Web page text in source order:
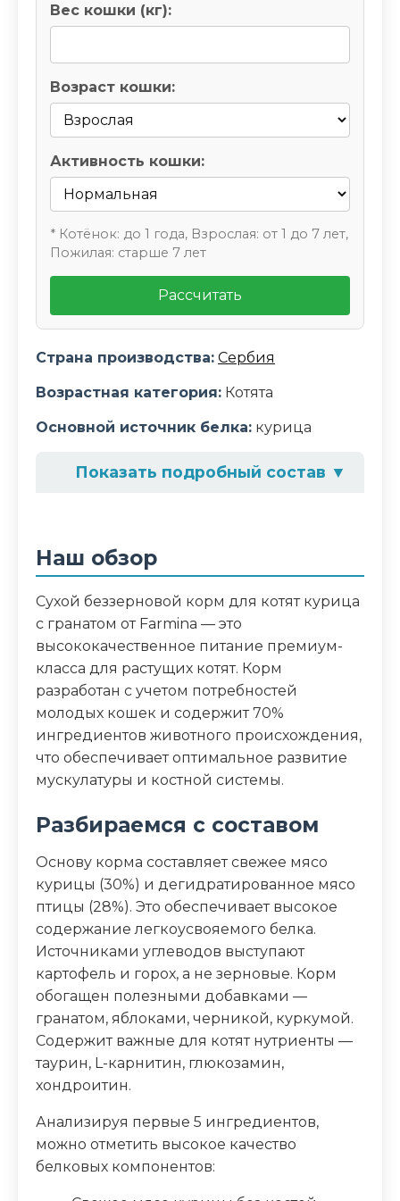
Вес кошки (кг):
Возраст кошки:
Активность кошки:
* Котёнок: до 1 года, Взрослая: от 1 до 7 лет,
Пожилая: старше 7 лет
Рассчитать
Страна производства: Сербия
Возрастная категория: Котята
Основной источник белка: курица
Показать подробный состав ▼
дегидратированные белки птицы
картофель, куриный жир,
дегидратированные цельные яйца,
сельдь, дегидратированная сельдь,
рыбий жир, волокна гороха, сушеная
морковь, сушеная люцерна, инулин,
фруктоолигосахариды, сушеный гранат
(0,5%), сушеные яблоки, сушеный
шпинат, подорожник (0,3%), сушеная
черника, куркума (0,2%), экстракт алоэ
Сырой протеин 44,00%, сырой жир
20,00%, сырая клетчатка 1,80%, сырая
зола 8,50%, кальций 1,10%, фосфор 0,90%,
магний 0,08%, Омега-6 3,30%, Омега-3
0,90%
Дополнительные ингредиенты
гранат, яблоки, шпинат, черника,
куркума, алоэ вера
Белок (%)
20
Наш обзор
Сухой беззерновой корм для котят курица
с гранатом от Farmina — это
высококачественное питание премиум-
класса для растущих котят. Корм
разработан с учетом потребностей
молодых кошек и содержит 70%
ингредиентов животного происхождения,
что обеспечивает оптимальное развитие
мускулатуры и костной системы.
Разбираемся с составом
Основу корма составляет свежее мясо
курицы (30%) и дегидратированное мясо
птицы (28%). Это обеспечивает высокое
содержание легкоусвояемого белка.
Источниками углеводов выступают
картофель и горох, а не зерновые. Корм
обогащен полезными добавками —
гранатом, яблоками, черникой, куркумой.
Содержит важные для котят нутриенты —
таурин, L-карнитин, глюкозамин,
хондроитин.
Анализируя первые 5 ингредиентов,
можно отметить высокое качество
белковых компонентов: